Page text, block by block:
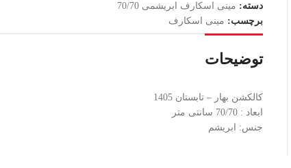
دسته: مینی اسکارف ابریشمی 70/70
برچسب: مینی اسکارف
توضیحات
کالکشن بهار – تابستان 1405
ابعاد : 70/70 سانتی متر
جنس: ابریشم